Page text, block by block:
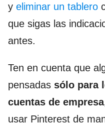
y eliminar un tablero
que sigas las
antes.
Ten en cuenta que
pensadas sólo para
cuentas de empresa
usar Pinterest de